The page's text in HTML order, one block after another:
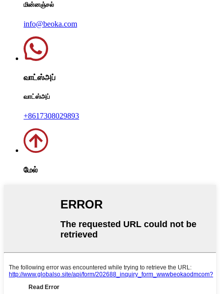
மின்னஞ்சல்
info@beoka.com
வாட்ஸ்அப்
வாட்ஸ்அப்
+8617308029893
மேல்